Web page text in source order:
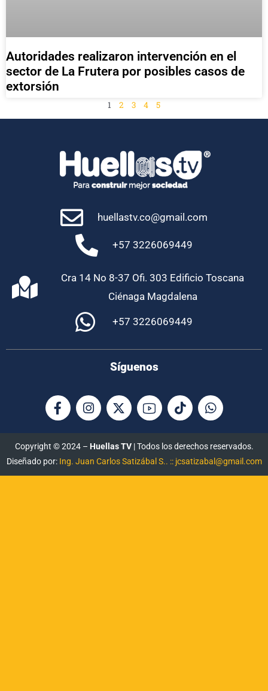
Autoridades realizaron intervención en el
sector de La Frutera por posibles casos de
extorsión
1 2 3 4 5
huellastv.co@gmail.com
+57 3226069449
Cra 14 No 8-37 Ofi. 303 Edificio Toscana
Ciénaga Magdalena
+57 3226069449
Síguenos
Copyright © 2024 – Huellas TV| Todos los derechos reservados.
Diseñado por: Ing. Juan Carlos Satizábal S.. :: jcsatizabal@gmail.com